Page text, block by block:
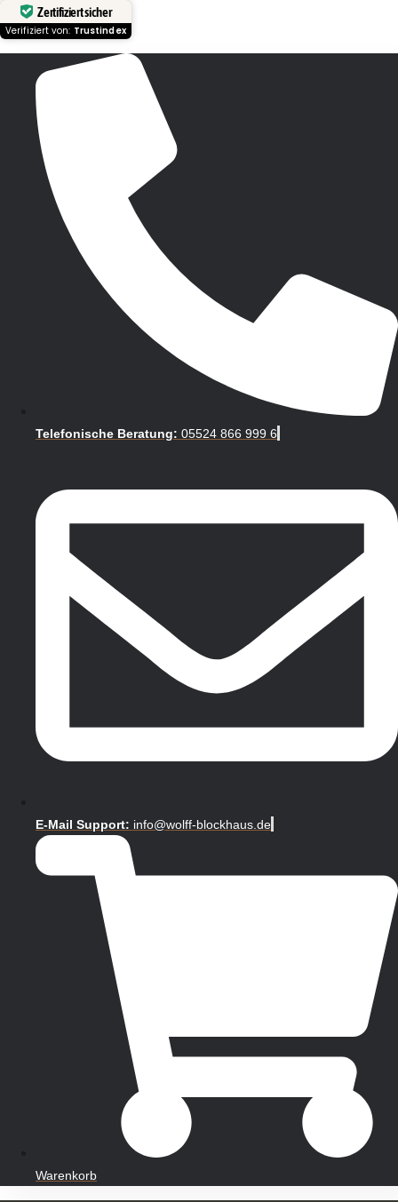
Zertifiziert sicher
Verifiziert von: Trustindex
Telefonische Beratung: 05524 866 999 6
E-Mail Support: info@wolff-blockhaus.de
Warenkorb